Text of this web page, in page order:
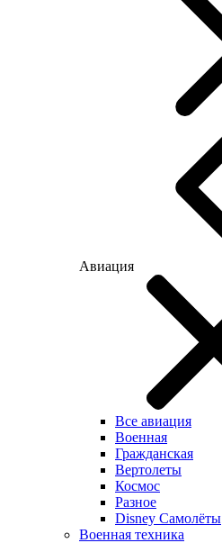
Авиация
Все авиация
Военная
Гражданская
Вертолеты
Космос
Разное
Disney Самолёты
Военная техника